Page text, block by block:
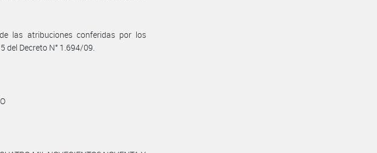
las atribuciones conferidas por los
del Decreto N° 1.694/09.